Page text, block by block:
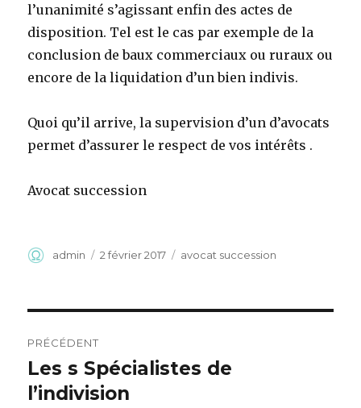
l’unanimité s’agissant enfin des actes de
disposition. Tel est le cas par exemple de la
conclusion de baux commerciaux ou ruraux ou
encore de la liquidation d’un bien indivis.
Quoi qu’il arrive, la supervision d’un d’avocats
permet d’assurer le respect de vos intérêts .
Avocat succession
Auteur
admin
Publié
2 février 2017 Catégories
avocat succession
de
l’article
PRÉCÉDENT
Article
précédent :
Les s Spécialistes de
l’indivision